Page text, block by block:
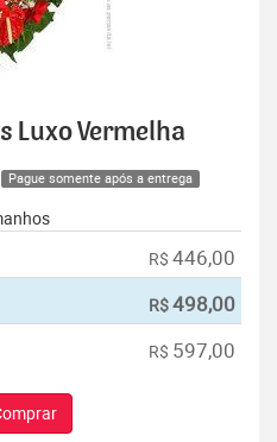
Luxo Vermelha
Pague somente após a entrega
R$ 446,00
R$498,00
R$ 597,00